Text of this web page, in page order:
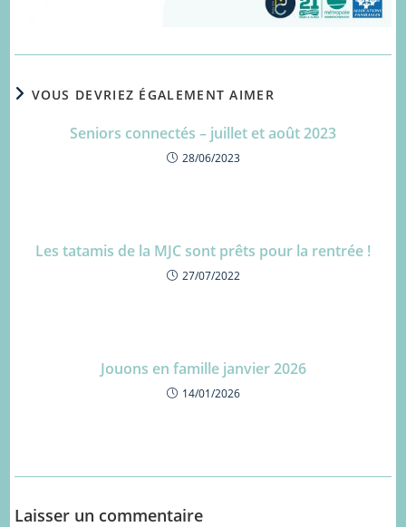
VOUS DEVRIEZ ÉGALEMENT AIMER
Seniors connectés – juillet et août 2023
28/06/2023
Les tatamis de la MJC sont prêts pour la rentrée !
27/07/2022
Jouons en famille janvier 2026
14/01/2026
Laisser un commentaire